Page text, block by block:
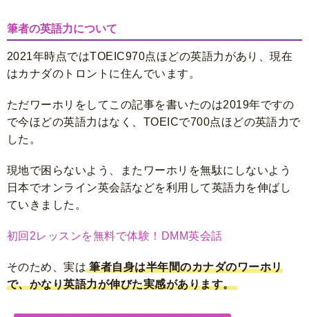
筆者の英語力について
2021年時点ではTOEIC970点ほどの英語力があり、現在
はカナダのトロントに住んでいます。
ただワーホリをしてこの記事を書いたのは2019年ですの
で今ほどの英語力はなく、TOEICで700点ほどの英語力で
した。
現地で困らないよう、またワーホリを無駄にしないよう
日本でオンライン英会話などを利用して英語力を伸ばし
ていきました。
初回2レッスンを無料で体験！DMM英会話
そのため、実は 筆者自身は半年間のカナダのワーホリ
で、かなり英語力が伸びた実感があります。